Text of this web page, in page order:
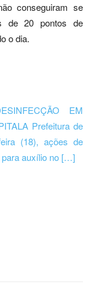
conseguiram se
de 20 pontos de
o dia.
EM
Prefeitura de
(18), ações de
para auxílio no […]